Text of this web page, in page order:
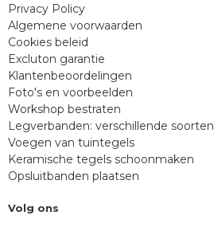
Privacy Policy
Algemene voorwaarden
Cookies beleid
Excluton garantie
Klantenbeoordelingen
Foto's en voorbeelden
Workshop bestraten
Legverbanden: verschillende soorten
Voegen van tuintegels
Keramische tegels schoonmaken
Opsluitbanden plaatsen
Volg ons